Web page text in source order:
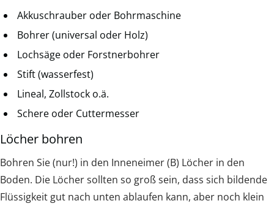
Akkuschrauber oder Bohrmaschine
Bohrer (universal oder Holz)
Lochsäge oder Forstnerbohrer
Stift (wasserfest)
Lineal, Zollstock o.ä.
Schere oder Cuttermesser
Löcher bohren
Bohren Sie (nur!) in den Inneneimer (B) Löcher in den
Boden. Die Löcher sollten so groß sein, dass sich bildende
Flüssigkeit gut nach unten ablaufen kann, aber noch klein